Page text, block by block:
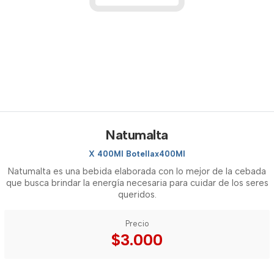
Natumalta
X 400Ml Botellax400Ml
Natumalta es una bebida elaborada con lo mejor de la cebada
que busca brindar la energía necesaria para cuidar de los seres
queridos.
Precio
$3.000